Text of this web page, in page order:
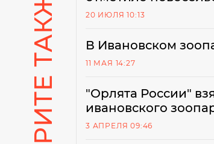
20 ИЮЛЯ 10:13
В Ивановском
11 МАЯ 14:27
"Орлята России"
ивановского
3 АПРЕЛЯ 09:46